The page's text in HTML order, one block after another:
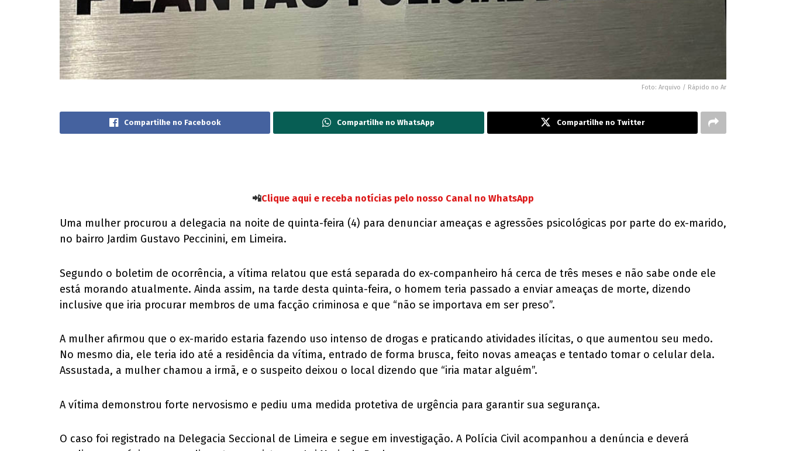
Foto: Arquivo / Rápido no Ar
Compartilhe no Facebook Compartilhe no WhatsApp Compartilhe no Twitter
📲Clique aqui e receba notícias pelo nosso Canal no WhatsApp
Uma mulher procurou a delegacia na noite de quinta-feira (4) para denunciar ameaças e agressões psicológicas por parte do ex-marido,
no bairro Jardim Gustavo Peccinini, em Limeira.
Segundo o boletim de ocorrência, a vítima relatou que está separada do ex-companheiro há cerca de três meses e não sabe onde ele
está morando atualmente. Ainda assim, na tarde desta quinta-feira, o homem teria passado a enviar ameaças de morte, dizendo
inclusive que iria procurar membros de uma facção criminosa e que “não se importava em ser preso”.
A mulher afirmou que o ex-marido estaria fazendo uso intenso de drogas e praticando atividades ilícitas, o que aumentou seu medo.
No mesmo dia, ele teria ido até a residência da vítima, entrado de forma brusca, feito novas ameaças e tentado tomar o celular dela.
Assustada, a mulher chamou a irmã, e o suspeito deixou o local dizendo que “iria matar alguém”.
A vítima demonstrou forte nervosismo e pediu uma medida protetiva de urgência para garantir sua segurança.
O caso foi registrado na Delegacia Seccional de Limeira e segue em investigação. A Polícia Civil acompanhou a denúncia e deverá